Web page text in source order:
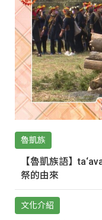
魯凱族
【魯凱族語】
祭的由來
文化介紹